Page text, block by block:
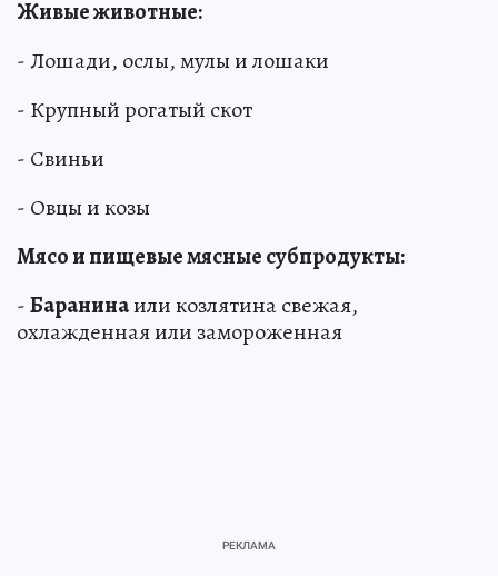
Живые животные:
- Лошади, ослы, мулы и лошаки
- Крупный рогатый скот
- Свиньи
- Овцы и козы
Мясо и пищевые мясные субпродукты:
-Баранинаили козлятина свежая,
охлажденная или замороженная